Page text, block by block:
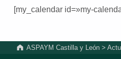
[my_calendar id=»my-
ASPAYM Castilla y León >